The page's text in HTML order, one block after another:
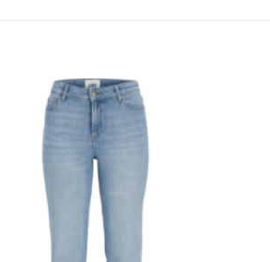
En liten
Bli en del av Nora-familien i dag. Som